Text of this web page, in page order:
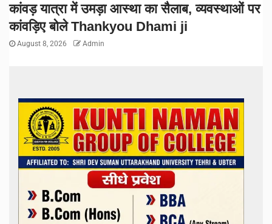
कांवड़ यात्रा में उमड़ा आस्था का सैलाब, व्यवस्थाओं पर
कांवड़िए बोले Thankyou Dhami ji
August 8, 2026 Admin